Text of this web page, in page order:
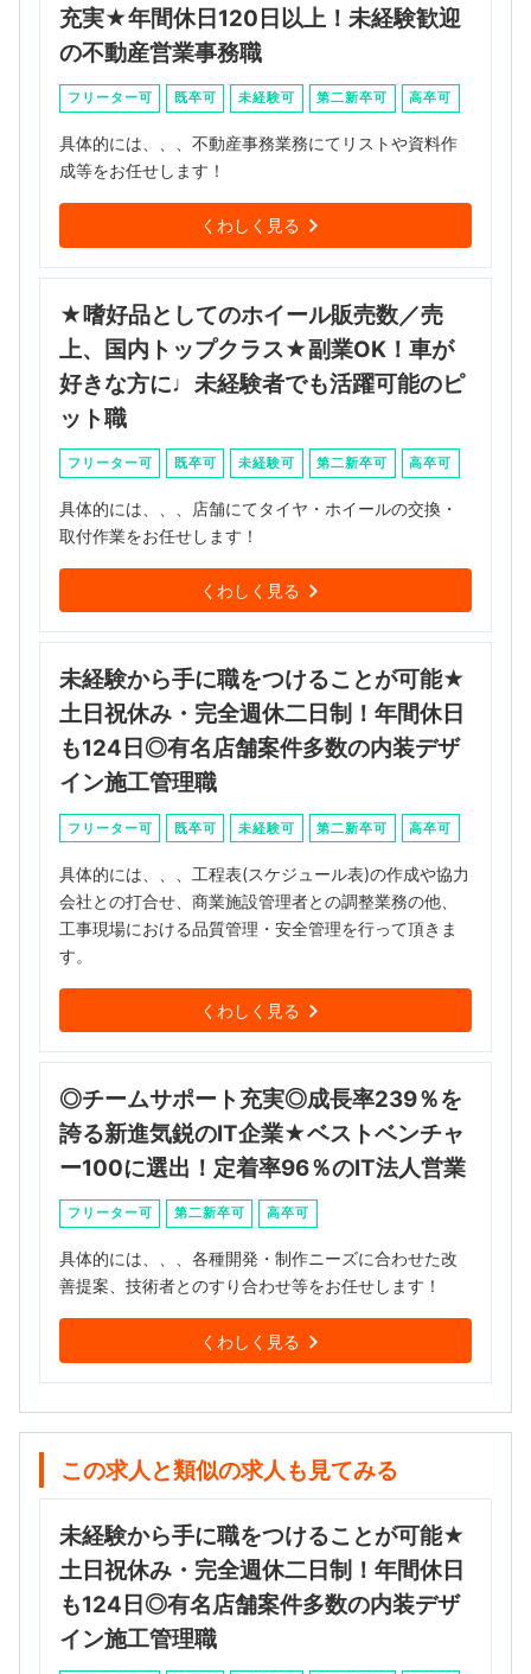
充実★年間休日120日以上！未経験歓迎
の不動産営業事務職
フリーター可 既卒可 未経験可 第二新卒可 高卒可
具体的には、、、不動産事務業務にてリストや資料作
成等をお任せします！
くわしく見る
★嗜好品としてのホイール販売数／売
上、国内トップクラス★副業OK！車が
好きな方に♩未経験者でも活躍可能のピ
ット職
フリーター可 既卒可 未経験可 第二新卒可 高卒可
具体的には、、、店舗にてタイヤ・ホイールの交換・
取付作業をお任せします！
くわしく見る
未経験から手に職をつけることが可能★
土日祝休み・完全週休二日制！年間休日
も124日◎有名店舗案件多数の内装デザ
イン施工管理職
フリーター可 既卒可 未経験可 第二新卒可 高卒可
具体的には、、、工程表(スケジュール表)の作成や協力
会社との打合せ、商業施設管理者との調整業務の他、
工事現場における品質管理・安全管理を行って頂きま
す。
くわしく見る
◎チームサポート充実◎成長率239％を
誇る新進気鋭のIT企業★ベストベンチャ
ー100に選出！定着率96％のIT法人営業
フリーター可 第二新卒可 高卒可
具体的には、、、各種開発・制作ニーズに合わせた改
善提案、技術者とのすり合わせ等をお任せします！
くわしく見る
この求人と類似の求人も見てみる
未経験から手に職をつけることが可能★
土日祝休み・完全週休二日制！年間休日
も124日◎有名店舗案件多数の内装デザ
イン施工管理職